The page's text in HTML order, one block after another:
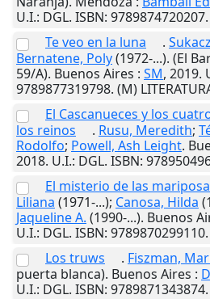
U.I.: DGL. ISBN:
Te veo en la luna
.
Bernatene, Poly(1972-...). (El
59/A). Buenos Aires : SM, 2019.
9789877319798. (M)
El Cascanueces y los
los reinos
. Rusu, Meredith;
Rodolfo; Powell, Ash Leight.
2018. U.I.: DGL. ISBN:
El misterio de las
Liliana (1971-...); Canosa, Hilda
Jaqueline A. (1990-...). Buenos
U.I.: DGL. ISBN:
Los truws
. Fiszman,
puerta blanca). Buenos Aires :
U.I.: DGL. ISBN: